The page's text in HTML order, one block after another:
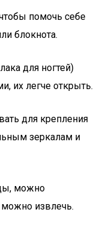
помочь себе
блокнота.
для ногтей)
их легче открыть.
для крепления
зеркалам и
можно
можно извлечь.